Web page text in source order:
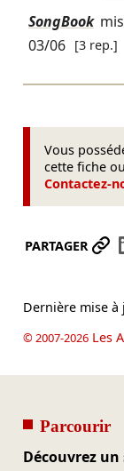
SongBook
03/06 [3 rep.]
Vous
cette fiche
Contactez-
PARTAGER
Dernière mise à
© 2007-2026Les
Parcourir
Découvrez